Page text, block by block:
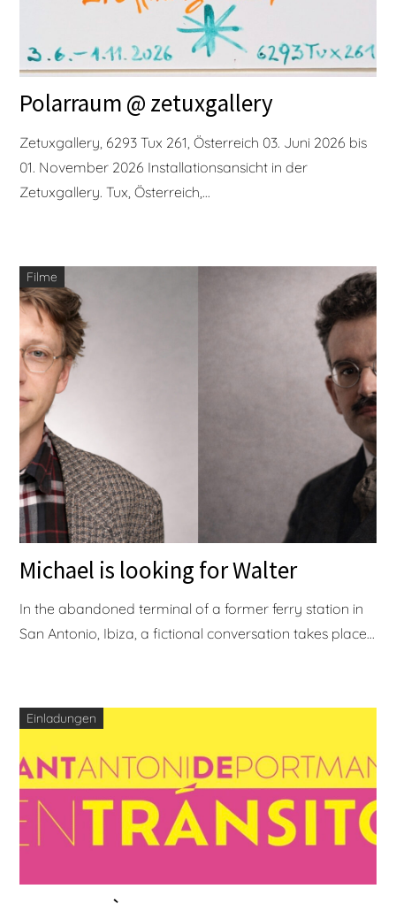
Polarraum @ zetuxgallery
Zetuxgallery, 6293 Tux 261, Österreich 03. Juni 2026 bis
01. November 2026 Installationsansicht in der
Zetuxgallery. Tux, Österreich,...
Filme
Michael is looking for Walter
In the abandoned terminal of a former ferry station in
San Antonio, Ibiza, a fictional conversation takes place...
Einladungen